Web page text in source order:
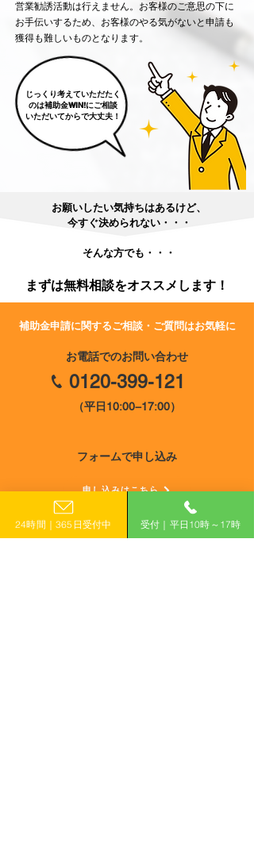
営業勧誘活動は行えません。お客様のご意思の下に
お手伝いするため、お客様のやる気がないと申請も
獲得も難しいものとなります。
じっくり考えていただたく
のは補助金WIN!にご相談
いただいてからで大丈夫！
​お願いしたい気持ちはあるけど、
今すぐ決められない・・・
​そんな方でも・・・
まずは無料相談をオススメします！
​補助金申請に関するご相談・ご質問はお気軽に
お電話でのお問い合わせ
0120-399-121
（平日10:00−17:00）
​フォームで申し込み
申し込みはこちら
24時間｜365日受付中 受付｜平日10時～17時